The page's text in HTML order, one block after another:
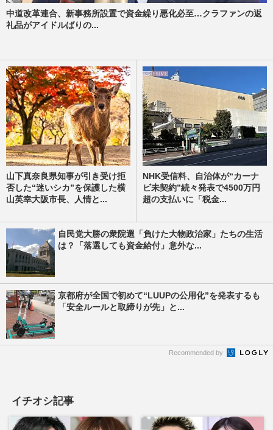
中道改革連合、新事務所設置で資金繰り悪化必至…クラファンの返
礼品がアイドルばりの...
山下真奈良県知事が引き受け拒
否した“迷いシカ”を保護した横
山英幸大阪市長、人情と...
NHK受信料、自治体が“カーナ
ビ未契約”続々発表で4500万円
超の支払いに「税金...
自民党大勝の衆院選「負けた大物政治家」たちの生活
は？「落選しても資金給付」意外な...
京都府が全国で初めて“LUUPの公用化”を発表するも
「安全ルールと取締りが先」と...
Recommended by
イチオシ記事